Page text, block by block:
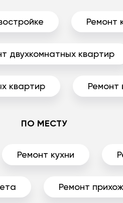
Ремонт
двухкомнатных квартир
квартир Ремонт
ПО МЕСТУ
Ремонт кухни
Ремонт